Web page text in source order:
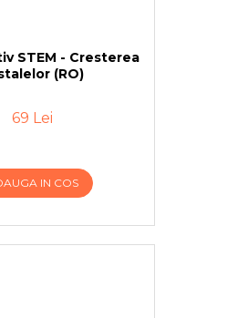
STEM - Cresterea
(RO)
69 Lei
IN COS